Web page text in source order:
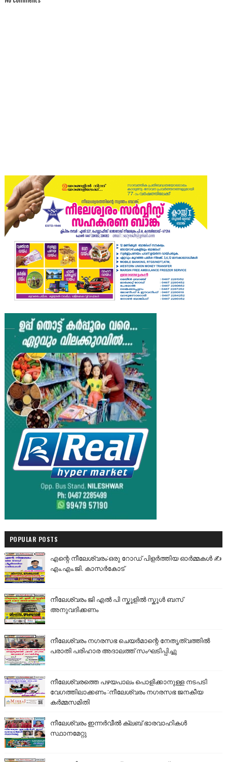
POPULAR POSTS
എന്റെ നീലേശ്വരം:ഒരു റോഡ് പിളർത്തിയ ഓർമ്മകൾ ✍️
എം.എം.ജി. കാസർകോട്
നീലേശ്വരം ജി എൽ പി സ്കൂളിൽ സ്കൂൾ ബസ്
അനുവദിക്കണം
നീലേശ്വരം നഗരസഭ ചെയർമാന്റെ നേതൃത്വത്തിൽ
പരാതി പരിഹാര അദാലത്ത് സംഘടിപ്പിച്ചു
നീലേശ്വരത്തെ പഴയപാലം പൊളിക്കാനുള്ള നടപടി
വേഗത്തിലാക്കണം :നീലേശ്വരം നഗരസഭ ജനകീയ
കർമ്മസമിതി
നീലേശ്വരം ഇന്നർവീൽ ക്ലബ് ഭാരവാഹികൾ
സ്ഥാനമേറ്റു